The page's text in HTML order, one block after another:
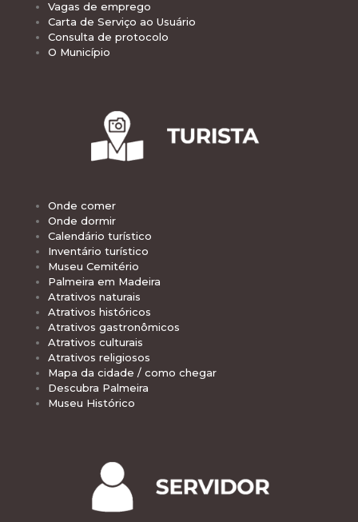
Vagas de emprego
Carta de Serviço ao Usuário
Consulta de protocolo
O Município
Onde comer
Onde dormir
Calendário turístico
Inventário turístico
Museu Cemitério
Palmeira em Madeira
Atrativos naturais
Atrativos históricos
Atrativos gastronômicos
Atrativos culturais
Atrativos religiosos
Mapa da cidade / como chegar
Descubra Palmeira
Museu Histórico